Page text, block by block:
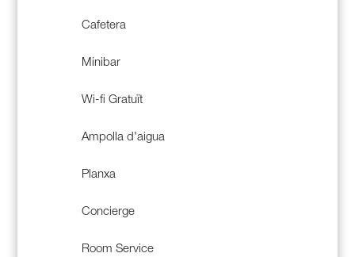
Cafetera
Minibar
Wi-fi Gratuït
Ampolla d'aigua
Planxa
Concierge
Room Service